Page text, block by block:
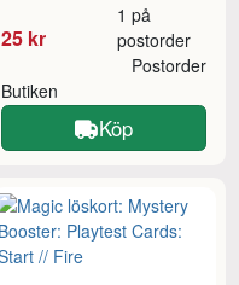
25 kr
1 på
postorder
Butiken
Postorder
Köp